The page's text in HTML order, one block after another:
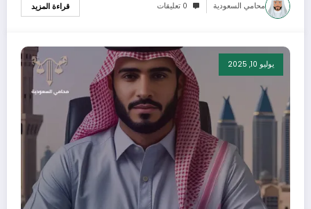
محامي السعودية 0 تعليقات قراءة المزيد
يوليو 10, 2025